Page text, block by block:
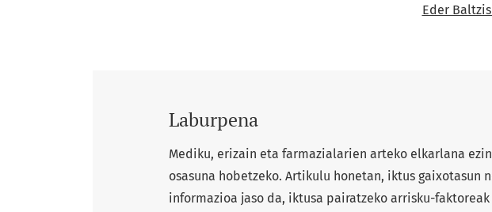
Eder
Laburpena
Mediku, erizain eta farmazialarien arteko elkarlana
osasuna hobetzeko. Artikulu honetan, iktus gaixotasun
informazioa jaso da, iktusa pairatzeko arrisku-